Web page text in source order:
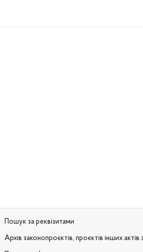
Пошук за реквізитами
Архів законопроєктів, проєктів інших актів